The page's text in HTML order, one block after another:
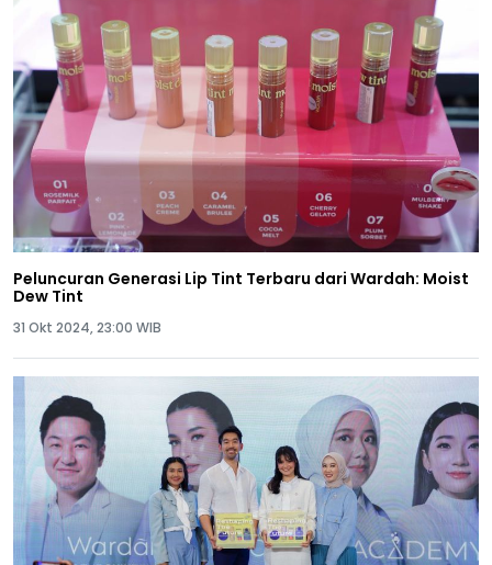
Peluncuran Generasi Lip Tint Terbaru dari Wardah: Moist
Dew Tint
31 Okt 2024, 23:00 WIB